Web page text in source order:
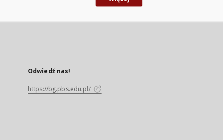
Odwiedź nas!
https://bg.pbs.edu.pl/